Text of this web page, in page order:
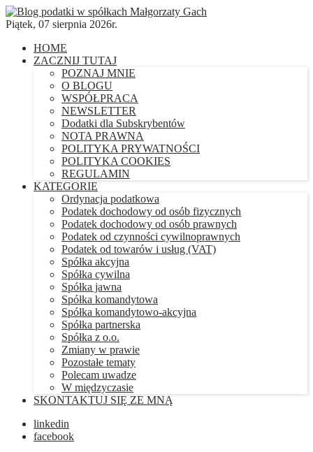
Piątek, 07 sierpnia 2026r.
HOME
ZACZNIJ TUTAJ
POZNAJ MNIE
O BLOGU
WSPÓŁPRACA
NEWSLETTER
Dodatki dla Subskrybentów
NOTA PRAWNA
POLITYKA PRYWATNOŚCI
POLITYKA COOKIES
REGULAMIN
KATEGORIE
Ordynacja podatkowa
Podatek dochodowy od osób fizycznych
Podatek dochodowy od osób prawnych
Podatek od czynności cywilnoprawnych
Podatek od towarów i usług (VAT)
Spółka akcyjna
Spółka cywilna
Spółka jawna
Spółka komandytowa
Spółka komandytowo-akcyjna
Spółka partnerska
Spółka z o.o.
Zmiany w prawie
Pozostałe tematy
Polecam uwadze
W międzyczasie
SKONTAKTUJ SIĘ ZE MNĄ
linkedin
facebook